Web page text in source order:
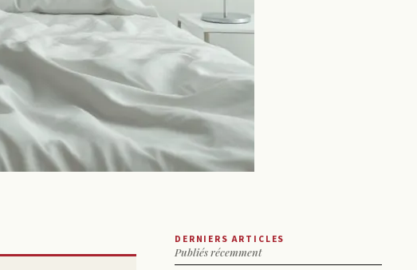
DERNIERS ARTICLES
Publiés récemment